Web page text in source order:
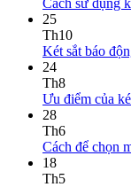
Cách sử dụng
25
Th10
Két sắt báo
24
Th8
Ưu điểm của
28
Th6
Cách để chọn
18
Th5